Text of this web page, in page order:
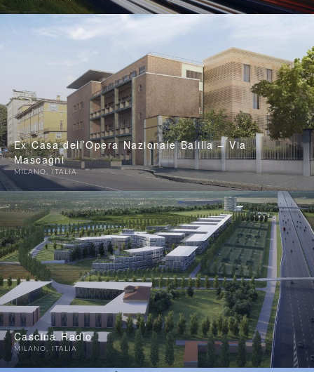
Ex Casa dell’Opera Nazionale Balilla – Via
Mascagni
MILANO, ITALIA
Cascina Radio
MILANO, ITALIA